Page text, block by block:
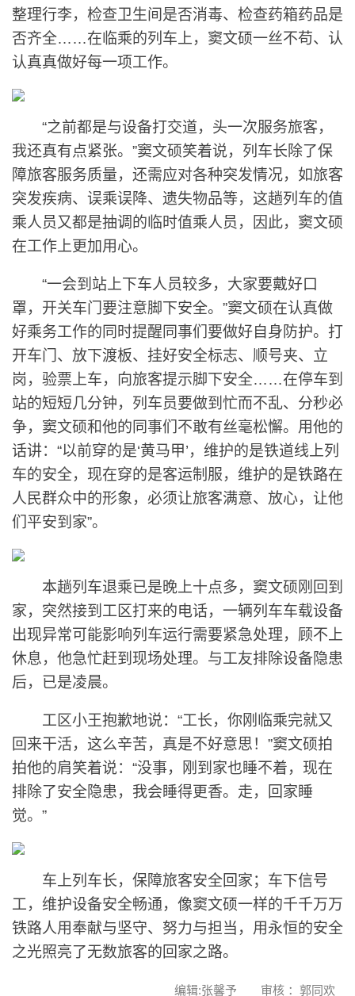
整理行李，检查卫生间是否消毒、检查药箱药品是
否齐全……在临乘的列车上，窦文硕一丝不苟、认
认真真做好每一项工作。
“之前都是与设备打交道，头一次服务旅客，
我还真有点紧张。”窦文硕笑着说，列车长除了保
障旅客服务质量，还需应对各种突发情况，如旅客
突发疾病、误乘误降、遗失物品等，这趟列车的值
乘人员又都是抽调的临时值乘人员，因此，窦文硕
在工作上更加用心。
“一会到站上下车人员较多，大家要戴好口
罩，开关车门要注意脚下安全。”窦文硕在认真做
好乘务工作的同时提醒同事们要做好自身防护。打
开车门、放下渡板、挂好安全标志、顺号夹、立
岗，验票上车，向旅客提示脚下安全……在停车到
站的短短几分钟，列车员要做到忙而不乱、分秒必
争，窦文硕和他的同事们不敢有丝毫松懈。用他的
话讲：“以前穿的是‘黄马甲’，维护的是铁道线上列
车的安全，现在穿的是客运制服，维护的是铁路在
人民群众中的形象，必须让旅客满意、放心，让他
们平安到家”。
本趟列车退乘已是晚上十点多，窦文硕刚回到
家，突然接到工区打来的电话，一辆列车车载设备
出现异常可能影响列车运行需要紧急处理，顾不上
休息，他急忙赶到现场处理。与工友排除设备隐患
后，已是凌晨。
工区小王抱歉地说：“工长，你刚临乘完就又
回来干活，这么辛苦，真是不好意思！”窦文硕拍
拍他的肩笑着说：“没事，刚到家也睡不着，现在
排除了安全隐患，我会睡得更香。走，回家睡
觉。”
车上列车长，保障旅客安全回家；车下信号
工，维护设备安全畅通，像窦文硕一样的千千万万
铁路人用奉献与坚守、努力与担当，用永恒的安全
之光照亮了无数旅客的回家之路。
编辑:张馨予 审核 ：郭同欢